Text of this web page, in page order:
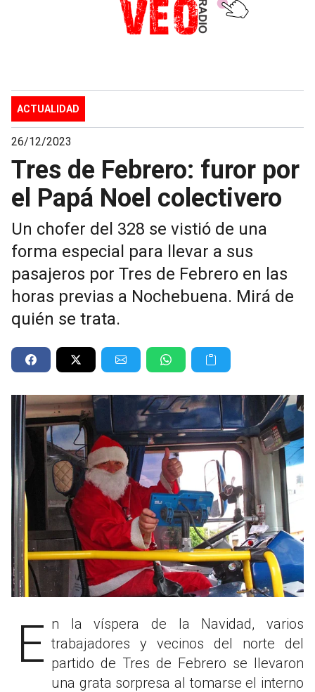
ACTUALIDAD
26/12/2023
Tres de Febrero: furor por
el Papá Noel colectivero
Un chofer del 328 se vistió de una
forma especial para llevar a sus
pasajeros por Tres de Febrero en las
horas previas a Nochebuena. Mirá de
quién se trata.
En la víspera de la Navidad, varios trabajadores y vecinos del norte del
partido de Tres de Febrero se llevaron
una grata sorpresa al tomarse el interno